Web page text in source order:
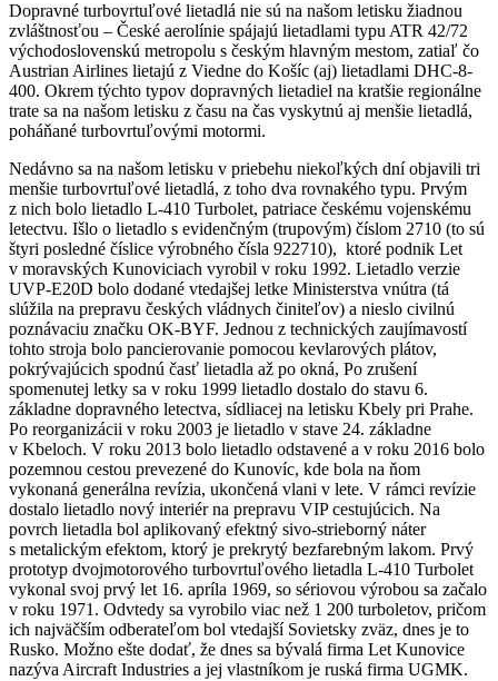
Dopravné turbovrtuľové lietadlá nie sú na našom letisku žiadnou
zvláštnosťou – České aerolínie spájajú lietadlami typu ATR 42/72
východoslovenskú metropolu s českým hlavným mestom, zatiaľ čo
Austrian Airlines lietajú z Viedne do Košíc (aj) lietadlami DHC-8-
400. Okrem týchto typov dopravných lietadiel na kratšie regionálne
trate sa na našom letisku z času na čas vyskytnú aj menšie lietadlá,
poháňané turbovrtuľovými motormi.
Nedávno sa na našom letisku v priebehu niekoľkých dní objavili tri
menšie turbovrtuľové lietadlá, z toho dva rovnakého typu. Prvým
z nich bolo lietadlo L-410 Turbolet, patriace českému vojenskému
letectvu. Išlo o lietadlo s evidenčným (trupovým) číslom 2710 (to sú
štyri posledné číslice výrobného čísla 922710), ktoré podnik Let
v moravských Kunoviciach vyrobil v roku 1992. Lietadlo verzie
UVP-E20D bolo dodané vtedajšej letke Ministerstva vnútra (tá
slúžila na prepravu českých vládnych činiteľov) a nieslo civilnú
poznávaciu značku OK-BYF. Jednou z technických zaujímavostí
tohto stroja bolo pancierovanie pomocou kevlarových plátov,
pokrývajúcich spodnú časť lietadla až po okná, Po zrušení
spomenutej letky sa v roku 1999 lietadlo dostalo do stavu 6.
základne dopravného letectva, sídliacej na letisku Kbely pri Prahe.
Po reorganizácii v roku 2003 je lietadlo v stave 24. základne
v Kbeloch. V roku 2013 bolo lietadlo odstavené a v roku 2016 bolo
pozemnou cestou prevezené do Kunovíc, kde bola na ňom
vykonaná generálna revízia, ukončená vlani v lete. V rámci revízie
dostalo lietadlo nový interiér na prepravu VIP cestujúcich. Na
povrch lietadla bol aplikovaný efektný sivo-strieborný náter
s metalickým efektom, ktorý je prekrytý bezfarebným lakom. Prvý
prototyp dvojmotorového turbovrtuľového lietadla L-410 Turbolet
vykonal svoj prvý let 16. apríla 1969, so sériovou výrobou sa začalo
v roku 1971. Odvtedy sa vyrobilo viac než 1 200 turboletov, pričom
ich najväčším odberateľom bol vtedajší Sovietsky zväz, dnes je to
Rusko. Možno ešte dodať, že dnes sa bývalá firma Let Kunovice
nazýva Aircraft Industries a jej vlastníkom je ruská firma UGMK.